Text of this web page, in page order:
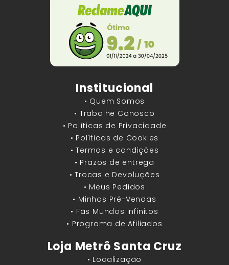
Institucional
• Quem Somos
• Trabalhe Conosco
• Políticas de Privacidade
• Políticas de Cookies
• Termos e condições
• Prazos de entrega
• Trocas e Devoluções
• Meus Pedidos
• Minhas Pré-Vendas
• Fãs Mundos Infinitos
• Programa de Afiliados
Loja Metrô Santa Cruz
• Localização